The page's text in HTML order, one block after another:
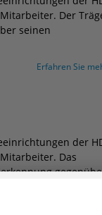
Der
seinen
Erfahren Sie
der
Das